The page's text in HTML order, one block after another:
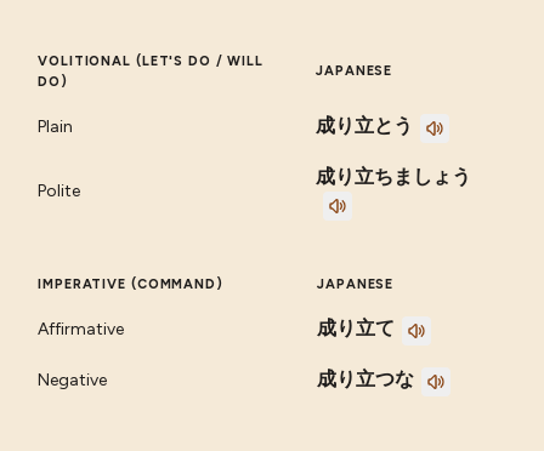
VOLITIONAL (LET'S DO / WILL
DO)
JAPANESE
Plain 成り立とう
Polite
成り立ちましょう
IMPERATIVE (COMMAND) JAPANESE
Affirmative 成り立て
Negative 成り立つな